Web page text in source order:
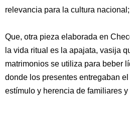
relevancia para la cultura nacional;
Que, otra pieza elaborada en
la vida ritual es la apajata, vasija
matrimonios se utiliza para beber
donde los presentes entregaban
estímulo y herencia de familiares y